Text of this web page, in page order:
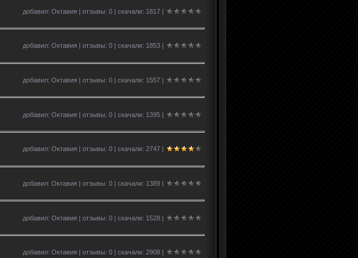
добавил: Октавия | отзывы: 0 | скачали: 1817 |
добавил: Октавия | отзывы: 0 | скачали: 1853 |
добавил: Октавия | отзывы: 0 | скачали: 1557 |
добавил: Октавия | отзывы: 0 | скачали: 1395 |
добавил: Октавия | отзывы: 0 | скачали: 2747 |
добавил: Октавия | отзывы: 0 | скачали: 1389 |
добавил: Октавия | отзывы: 0 | скачали: 1528 |
добавил: Октавия | отзывы: 0 | скачали: 2908 |